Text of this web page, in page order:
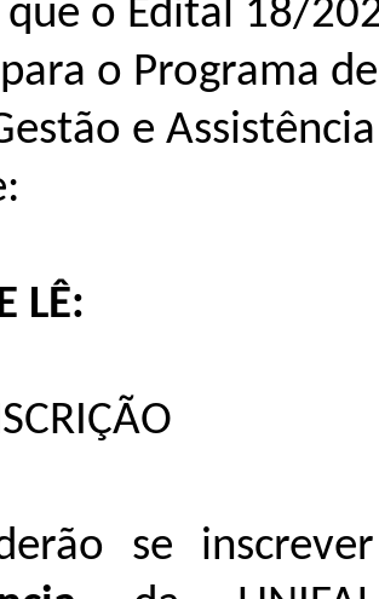
o Edital 18/
o Programa
e
LÊ:
se